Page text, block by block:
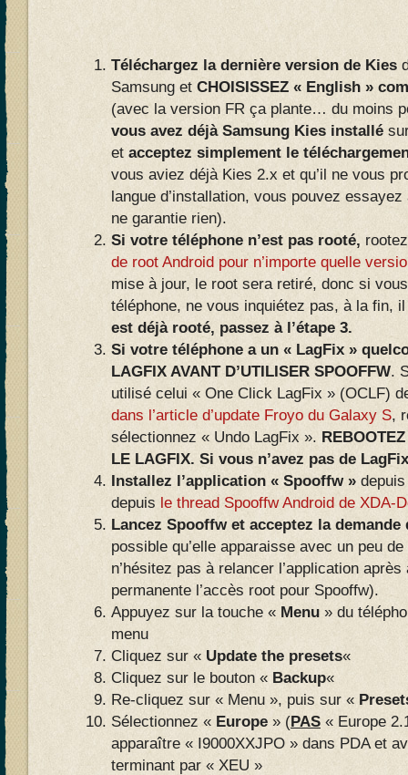
Téléchargez la dernière version de Kies
Samsung et CHOISISSEZ « English »
(avec la version FR ça plante… du moins
vous avez déjà Samsung Kies installé
et acceptez simplement le
vous aviez déjà Kies 2.x et qu’il ne vous
langue d’installation, vous pouvez
ne garantie rien).
Si votre téléphone n’est pas rooté,
de root Android pour n’importe quelle
mise à jour, le root sera retiré, donc si
téléphone, ne vous inquiétez pas, à la fin,
est déjà rooté, passez à l’étape 3.
Si votre téléphone a un « LagFix »
LAGFIX AVANT D’UTILISER SPOOFFW.
utilisé celui « One Click LagFix » (OCLF)
dans l’article d’update Froyo du Galaxy S,
sélectionnez « Undo LagFix ».
LE LAGFIX. Si vous n’avez pas de
Installez l’application « Spooffw »
depuis le thread Spooffw Android de XDA-
Lancez Spooffw et acceptez la
possible qu’elle apparaisse avec un peu
n’hésitez pas à relancer l’application
permanente l’accès root pour Spooffw).
Appuyez sur la touche « Menu » du
menu
Cliquez sur « Update the presets«
Cliquez sur le bouton « Backup«
Re-cliquez sur « Menu », puis sur «
Sélectionnez « Europe » (PAS « Europe
apparaître « I9000XXJPO » dans PDA et
terminant par « XEU »